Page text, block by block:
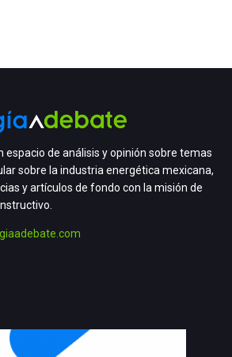
espacio de análisis y opinión sobre temas
sobre la industria energética mexicana,
y artículos de fondo con la misión de